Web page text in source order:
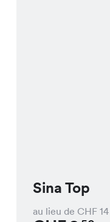
Sina Top
au lieu de CHF 14